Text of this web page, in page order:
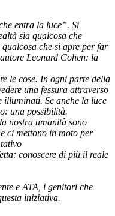
entra la luce”. Si
sia qualcosa che
che si apre per far
Leonard Cohen: la
le cose. In ogni parte della
una fessura attraverso
illuminati. Se anche la luce
una possibilità.
nostra umanità sono
ci mettono in moto per
conoscere di più il reale
e ATA, i genitori che
iniziativa.